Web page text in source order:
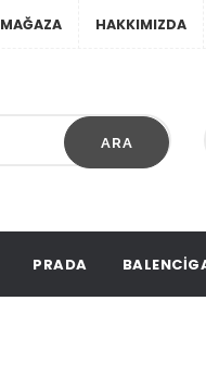
MAĞAZA HAKKIMIZDA
ARA
PRADA